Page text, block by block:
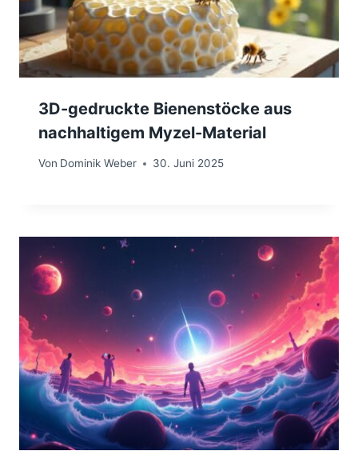
3D-gedruckte Bienenstöcke aus
nachhaltigem Myzel-Material
Von Dominik Weber 30. Juni 2025